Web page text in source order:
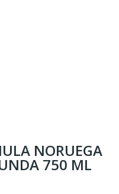
NORUEGA
750 ML